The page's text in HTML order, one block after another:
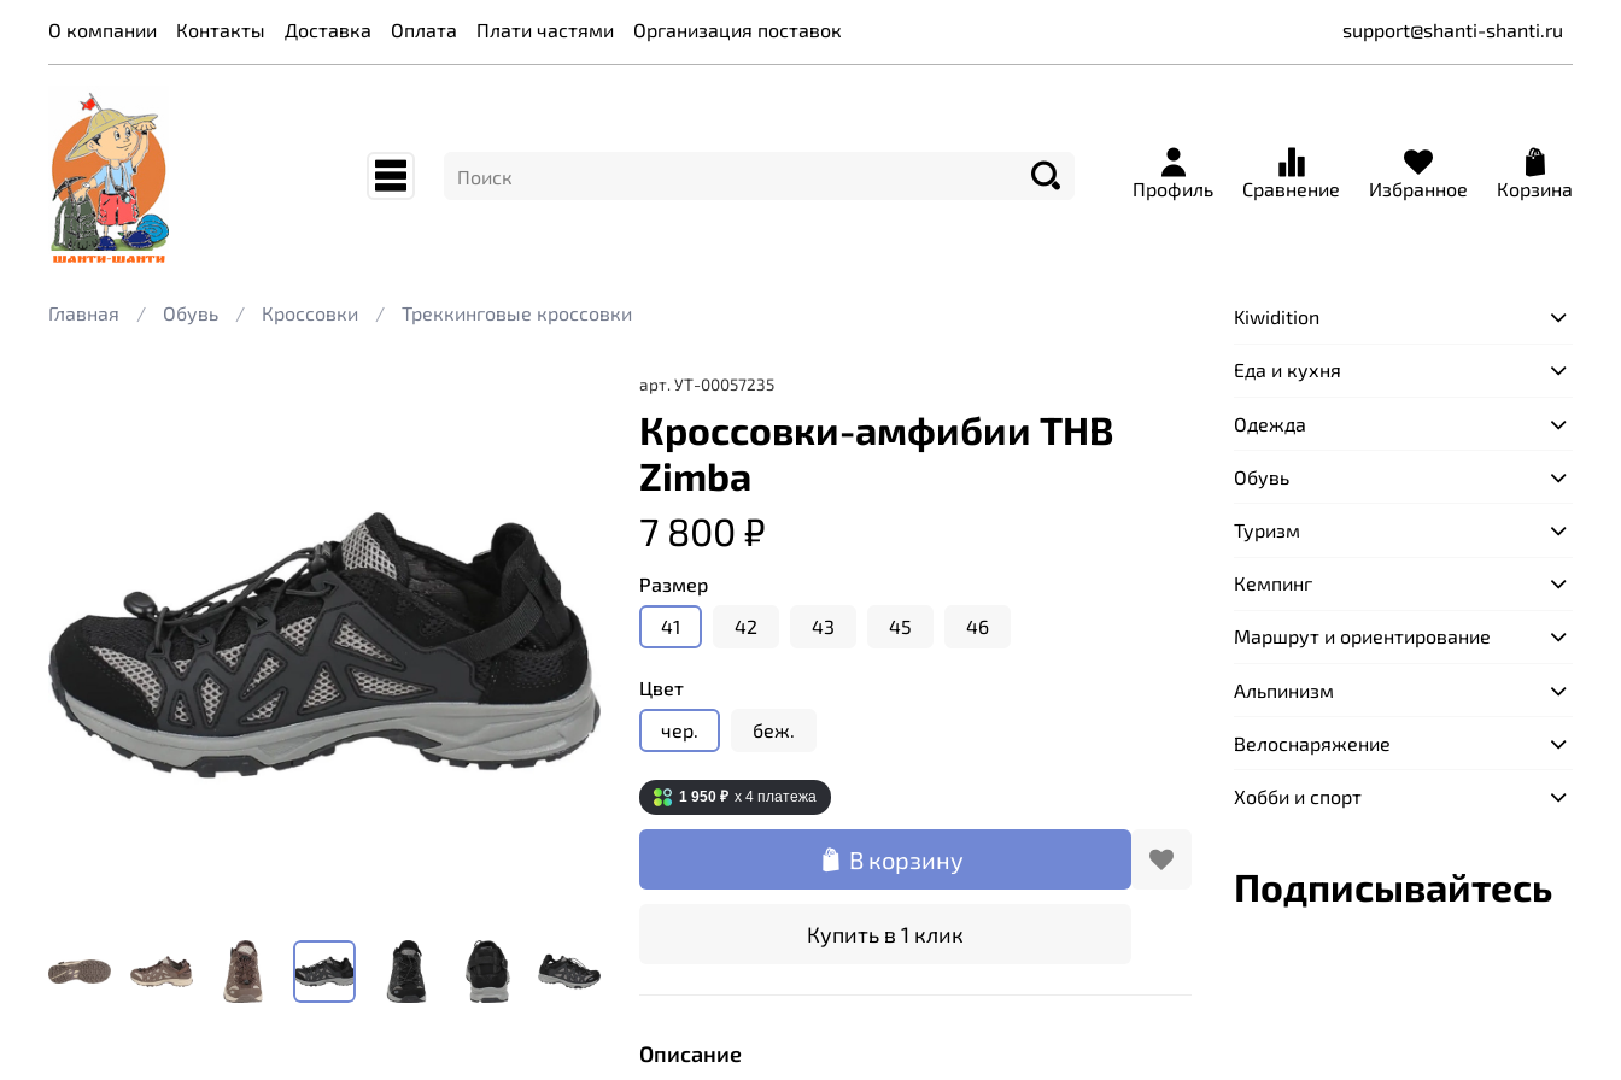
О компании Контакты Доставка Оплата Плати частями Организация поставок support@shanti-shanti.ru
Профиль Сравнение Избранное Корзина
Главная Обувь Кроссовки Треккинговые кроссовки
арт. УТ-00057235
Кроссовки-амфибии THB
Zimba
7 800 ₽
Размер
41
42 43 45 46
Цвет
чер.
беж.
1 950 ₽ x 4 платежа
В корзину
Купить в 1 клик
Описание
Kiwidition
Еда и кухня
Одежда
Обувь
Туризм
Кемпинг
Маршрут и ориентирование
Альпинизм
Велоснаряжение
Хобби и спорт
Подписывайтесь